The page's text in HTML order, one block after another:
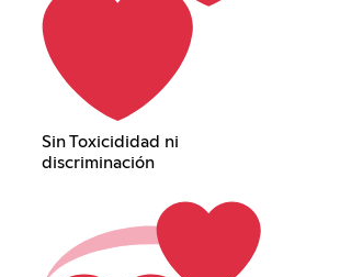
Sin Toxicididad ni
discriminación